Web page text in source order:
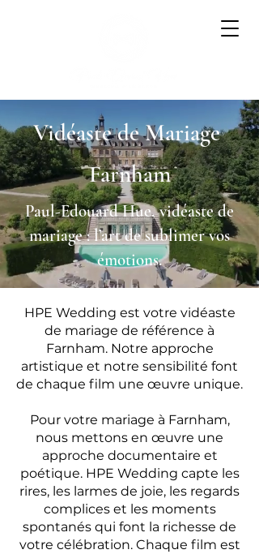
Vidéaste de Mariage
Farnham
Paul-Edouard Hue, vidéaste de
mariage : l’art de sublimer vos
émotions.
HPE Wedding est votre vidéaste
de mariage de référence à
Farnham. Notre approche
artistique et notre sensibilité font
de chaque film une œuvre unique.
Pour votre mariage à Farnham,
nous mettons en œuvre une
approche documentaire et
poétique. HPE Wedding capte les
rires, les larmes de joie, les regards
complices et les moments
spontanés qui font la richesse de
votre célébration. Chaque film est